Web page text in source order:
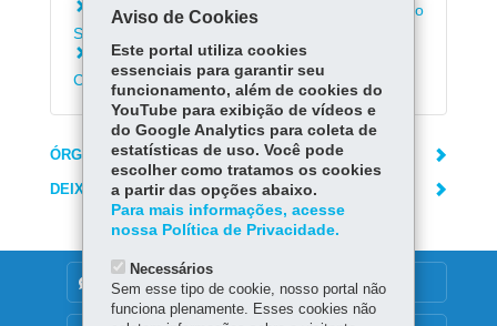
Conhecer o acervo do Museu da Imagem e do
Som de Curitiba
Conhecer o Museu Alfredo Andersen em
Curitiba
ÓRGÃO RESPONSÁVEL
DEIXE SUA OPINIÃO
DENUNCIE CORRUPÇÃO
Aviso de Cookies
Este portal utiliza cookies
essenciais para garantir seu
funcionamento, além de cookies do
YouTube para exibição de vídeos e
do Google Analytics para coleta de
estatísticas de uso. Você pode
escolher como tratamos os cookies
a partir das opções abaixo.
Para mais informações, acesse
nossa Política de Privacidade.
Necessários
Sem esse tipo de cookie, nosso portal não
funciona plenamente. Esses cookies não